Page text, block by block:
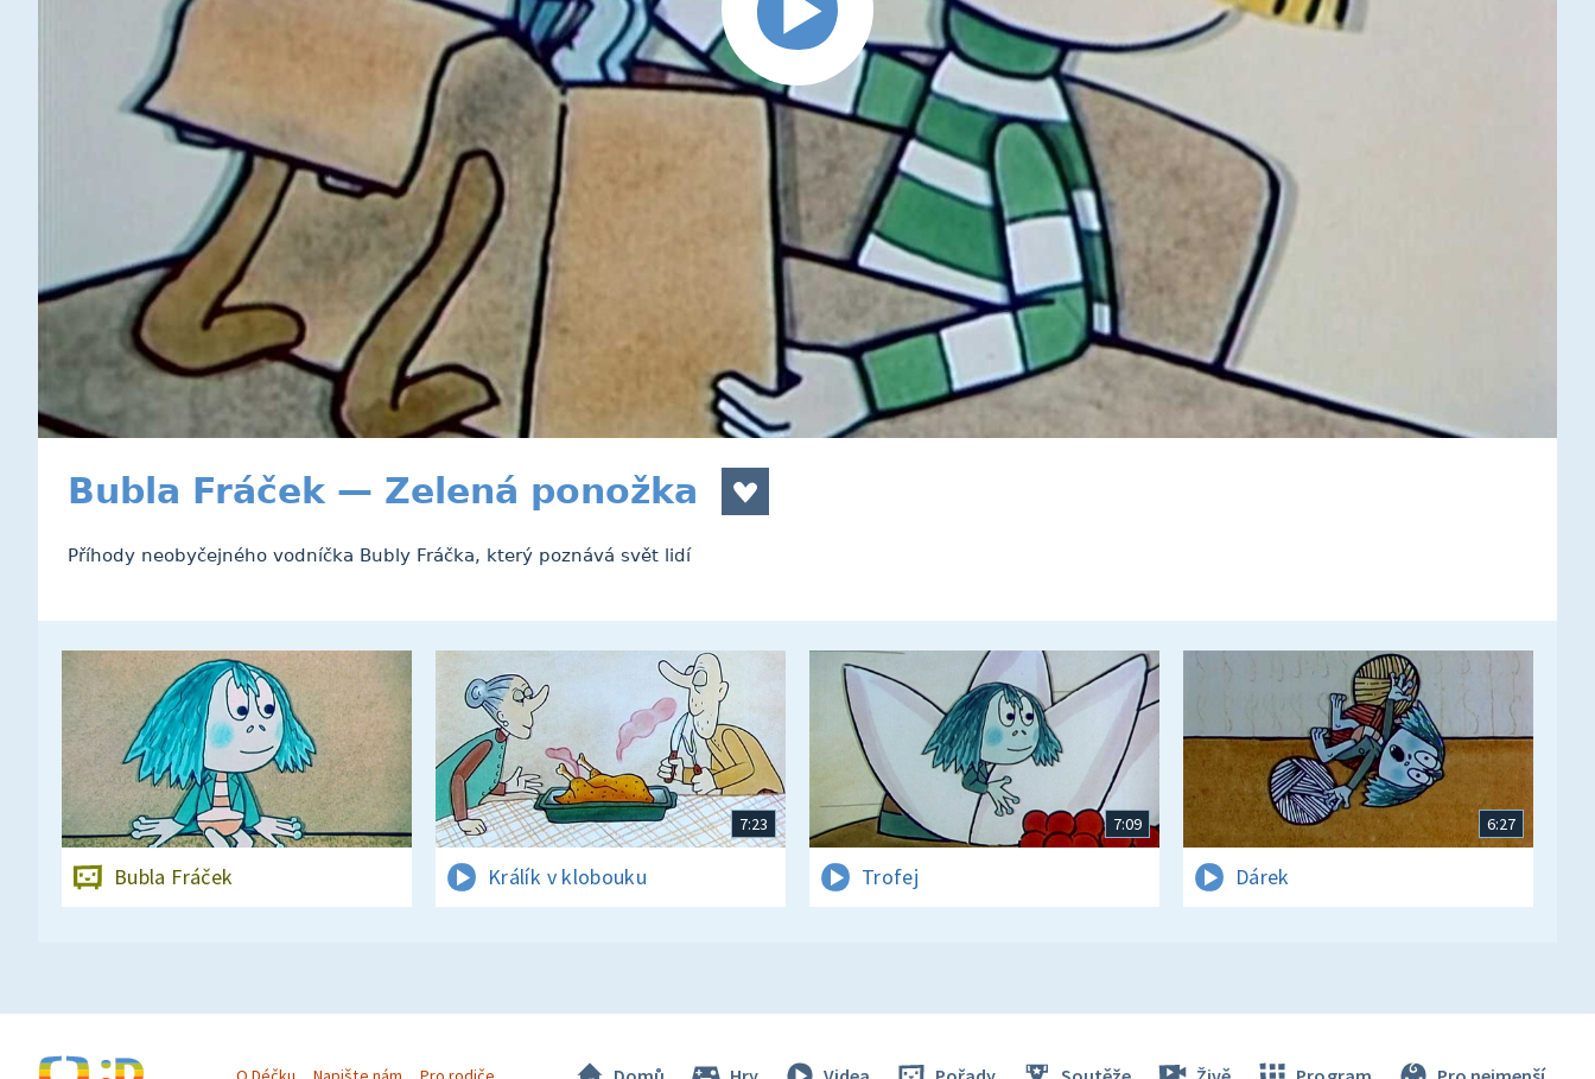
Bubla Fráček — Zelená ponožka
Příhody neobyčejného vodníčka Bubly Fráčka, který poznává svět lidí
Bubla Fráček
7:23
Králík v klobouku
7:09
Trofej
6:27
Dárek